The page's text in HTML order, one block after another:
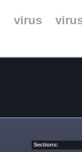
virus
Sections: